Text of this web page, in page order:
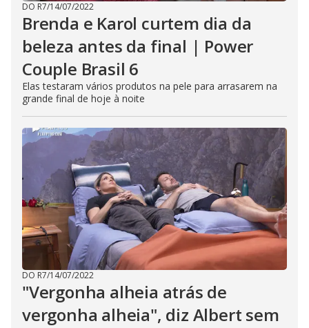
DO R7/14/07/2022
Brenda e Karol curtem dia da
beleza antes da final | Power
Couple Brasil 6
Elas testaram vários produtos na pele para arrasarem na
grande final de hoje à noite
DO R7/14/07/2022
"Vergonha alheia atrás de
vergonha alheia", diz Albert sem